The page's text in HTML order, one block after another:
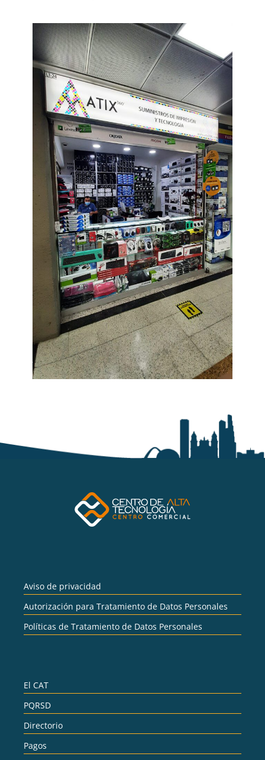
Aviso de privacidad
Autorización para Tratamiento de Datos Personales
Políticas de Tratamiento de Datos Personales
El CAT
PQRSD
Directorio
Pagos